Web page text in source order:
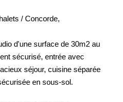
/ Concorde,
d'une surface de 30m2 au
sécurisé, entrée avec
séjour, cuisine séparée
en sous-sol.